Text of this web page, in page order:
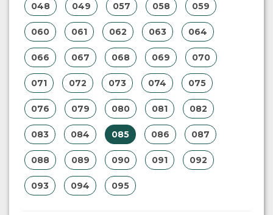
048 049 057 058 059
060 061 062 063 064
066 067 068 069 070
071 072 073 074 075
076 079 080 081 082
083 084 085 086 087
088 089 090 091 092
093 094 095